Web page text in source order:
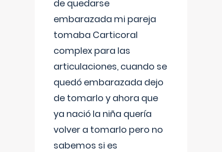
de quedarse
embarazada mi pareja
tomaba Carticoral
complex para las
articulaciones, cuando se
quedó embarazada dejo
de tomarlo y ahora que
ya nació la niña quería
volver a tomarlo pero no
sabemos si es